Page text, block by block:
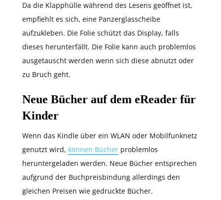
Da die Klapphülle während des Lesens geöffnet ist,
empfiehlt es sich, eine Panzerglasscheibe
aufzukleben. Die Folie schützt das Display, falls
dieses herunterfällt. Die Folie kann auch problemlos
ausgetauscht werden wenn sich diese abnutzt oder
zu Bruch geht.
Neue Bücher auf dem eReader für
Kinder
Wenn das Kindle über ein WLAN oder Mobilfunknetz
genutzt wird, können Bücher problemlos
heruntergeladen werden. Neue Bücher entsprechen
aufgrund der Buchpreisbindung allerdings den
gleichen Preisen wie gedruckte Bücher.